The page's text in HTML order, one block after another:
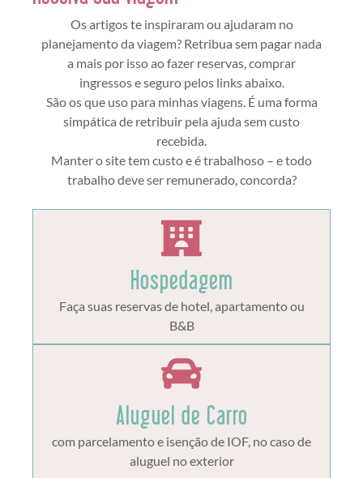
Os artigos te inspiraram ou ajudaram no
planejamento da viagem? Retribua sem pagar nada
a mais por isso ao fazer reservas, comprar
ingressos e seguro pelos links abaixo.
São os que uso para minhas viagens. É uma forma
simpática de retribuir pela ajuda sem custo
recebida.
Manter o site tem custo e é trabalhoso – e todo
trabalho deve ser remunerado, concorda?
Hospedagem
Faça suas reservas de hotel, apartamento ou
B&B
Aluguel de Carro
com parcelamento e isenção de IOF, no caso de
aluguel no exterior